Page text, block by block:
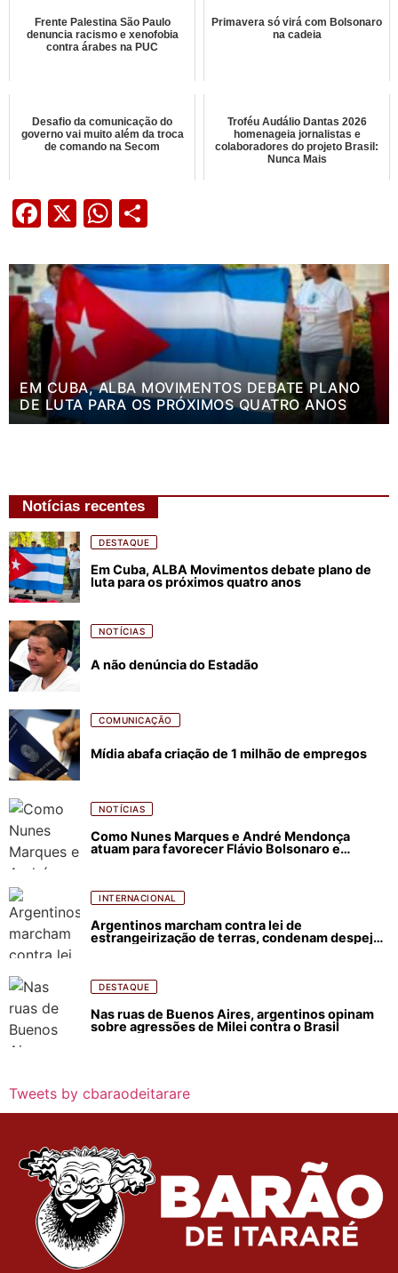
Frente Palestina São Paulo
denuncia racismo e xenofobia
contra árabes na PUC
Primavera só virá com Bolsonaro
na cadeia
Desafio da comunicação do
governo vai muito além da troca
de comando na Secom
Troféu Audálio Dantas 2026
homenageia jornalistas e
colaboradores do projeto Brasil:
Nunca Mais
Facebook
X WhatsApp
EM CUBA, ALBA MOVIMENTOS DEBATE PLANO
DE LUTA PARA OS PRÓXIMOS QUATRO ANOS
Notícias recentes
DESTAQUE
Em Cuba, ALBA Movimentos debate plano de
luta para os próximos quatro anos
NOTÍCIAS
A não denúncia do Estadão
COMUNICAÇÃO
Mídia abafa criação de 1 milhão de empregos
NOTÍCIAS
Como Nunes Marques e André Mendonça
atuam para favorecer Flávio Bolsonaro e
INTERNACIONAL
Argentinos marcham contra lei de
estrangeirização de terras, condenam despejos
DESTAQUE
Nas ruas de Buenos Aires, argentinos opinam
sobre agressões de Milei contra o Brasil
Tweets by cbaraodeitarare